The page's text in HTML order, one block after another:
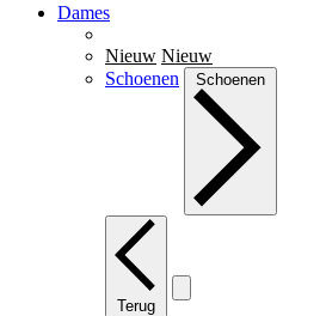
Dames
Nieuw Nieuw
Schoenen
Schoenen
Terug